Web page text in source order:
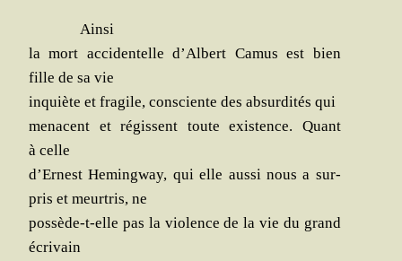
Ain­si
la mort acci­den­telle d’Albert Camus est bien
fille de sa vie
inquiète et fra­gile, consciente des absur­di­tés qui
menacent et régissent toute exis­tence. Quant
à celle
d’Ernest Heming­way, qui elle aus­si nous a sur­
pris et meur­tris, ne
pos­sède-t-elle pas la vio­lence de la vie du grand
écrivain